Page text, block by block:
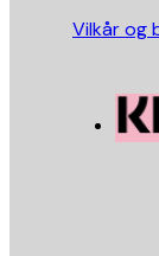
Vilkår og